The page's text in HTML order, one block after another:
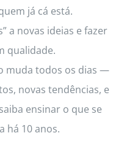
já cá está.
a novas ideias e fazer
qualidade.
muda todos os dias —
novas tendências, e
ensinar o que se
há 10 anos.